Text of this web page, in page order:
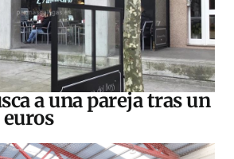
a una pareja tras un
euros